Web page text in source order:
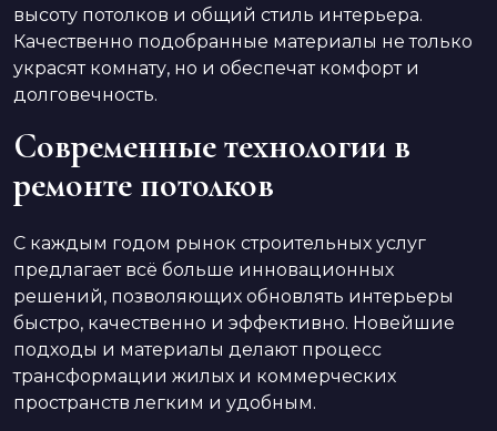
высоту потолков и общий стиль интерьера.
Качественно подобранные материалы не только
украсят комнату, но и обеспечат комфорт и
долговечность.
Современные технологии в
ремонте потолков
С каждым годом рынок строительных услуг
предлагает всё больше инновационных
решений, позволяющих обновлять интерьеры
быстро, качественно и эффективно. Новейшие
подходы и материалы делают процесс
трансформации жилых и коммерческих
пространств легким и удобным.